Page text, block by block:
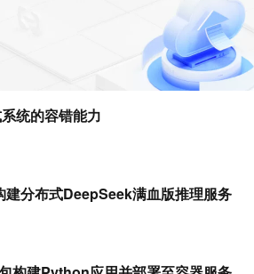
统的容错能力
建分布式DeepSeek满血版推理服务